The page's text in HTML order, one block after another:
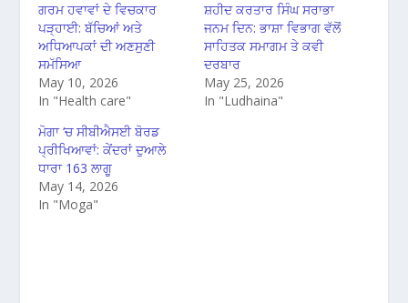
ਗਰਮ ਹਵਾਵਾਂ ਦੇ ਵਿਚਕਾਰ
ਪੜ੍ਹਾਈ: ਬੱਚਿਆਂ ਅਤੇ
ਅਧਿਆਪਕਾਂ ਦੀ ਅਣਸੁਣੀ
ਸਮੱਸਿਆ
May 10, 2026
In "Health care"
ਸ਼ਹੀਦ ਕਰਤਾਰ ਸਿੰਘ ਸਰਾਭਾ
ਜਨਮ ਦਿਨ: ਭਾਸ਼ਾ ਵਿਭਾਗ ਵੱਲੋਂ
ਸਾਹਿਤਕ ਸਮਾਗਮ ਤੇ ਕਵੀ
ਦਰਬਾਰ
May 25, 2026
In "Ludhaina"
ਮੋਗਾ ‘ਚ ਸੀਬੀਐਸਈ ਬੋਰਡ
ਪ੍ਰੀਖਿਆਵਾਂ: ਕੇਂਦਰਾਂ ਦੁਆਲੇ
ਧਾਰਾ 163 ਲਾਗੂ
May 14, 2026
In "Moga"